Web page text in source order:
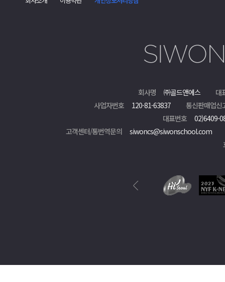
회사명 ㈜골드앤에스
대
사업자번호
120-81-63837
통신판매업신
대표번호
02)6409-
고객센터/통번역문의
siwoncs@siwonschool.com